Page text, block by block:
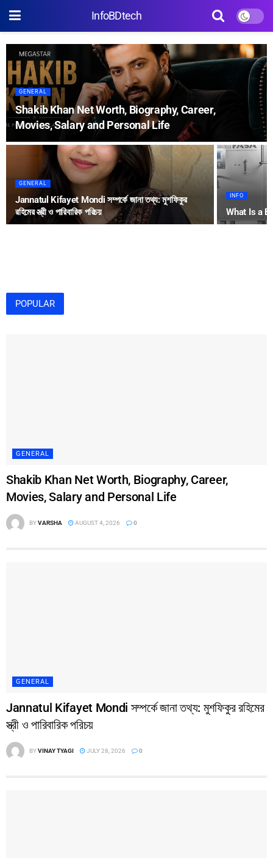
InfoBDtech
GENERAL
Shakib Khan Net Worth, Biography, Career,
Movies, Salary and Personal Life
GENERAL
Jannatul Kifayet Mondi সম্পর্কে জানা তথ্য: মুশফিকুর
রহিমের স্ত্রী ও পারিবারিক পরিচয়
INFO
What Is a
POPULAR
GENERAL
Shakib Khan Net Worth, Biography, Career,
Movies, Salary and Personal Life
BYVARSHA AUGUST 4, 2026 0
GENERAL
Jannatul Kifayet Mondi সম্পর্কে জানা তথ্য: মুশফিকুর রহিমের
স্ত্রী ও পারিবারিক পরিচয়
BYVINAY TYAGI JULY 28, 2026 0